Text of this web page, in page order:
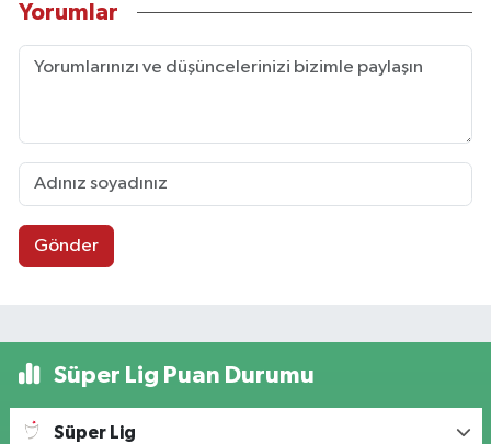
Yorumlar
Gönder
Süper Lig Puan Durumu
Süper Lig